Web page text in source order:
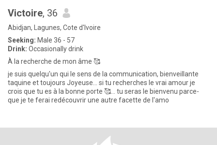
Victoire, 36
Abidjan, Lagunes, Cote d'Ivoire
Seeking: Male 36 - 57
Drink: Occasionally drink
À la recherche de mon âme 🥰
je suis quelqu'un qui le sens de la communication, bienveillante
taquine et toujours Joyeuse... si tu recherches le vrai amour je
crois que tu es à la bonne porte 🥰... tu seras le bienvenu parce-
que je te ferai redécouvrir une autre facette de l'amo